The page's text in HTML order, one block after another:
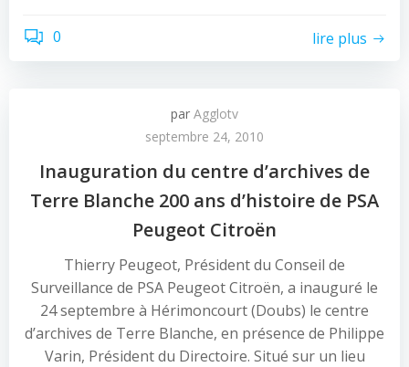
0 lire plus
par Agglotv
septembre 24, 2010
Inauguration du centre d’archives de
Terre Blanche 200 ans d’histoire de PSA
Peugeot Citroën
Thierry Peugeot, Président du Conseil de
Surveillance de PSA Peugeot Citroën, a inauguré le
24 septembre à Hérimoncourt (Doubs) le centre
d’archives de Terre Blanche, en présence de Philippe
Varin, Président du Directoire. Situé sur un lieu